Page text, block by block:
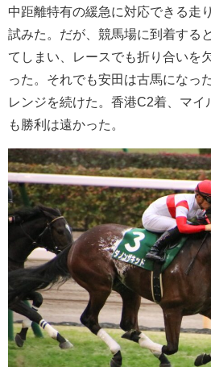
中距離特有の緩急に対応できる走
試みた。だが、競馬場に到着する
てしまい、レースでも折り合いを
った。それでも安田は古馬になっ
レンジを続けた。香港C2着、マ
も勝利は遠かった。